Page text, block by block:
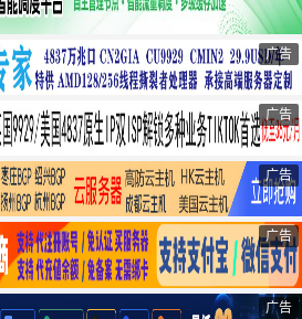
广告
广告
广告
广告
广告